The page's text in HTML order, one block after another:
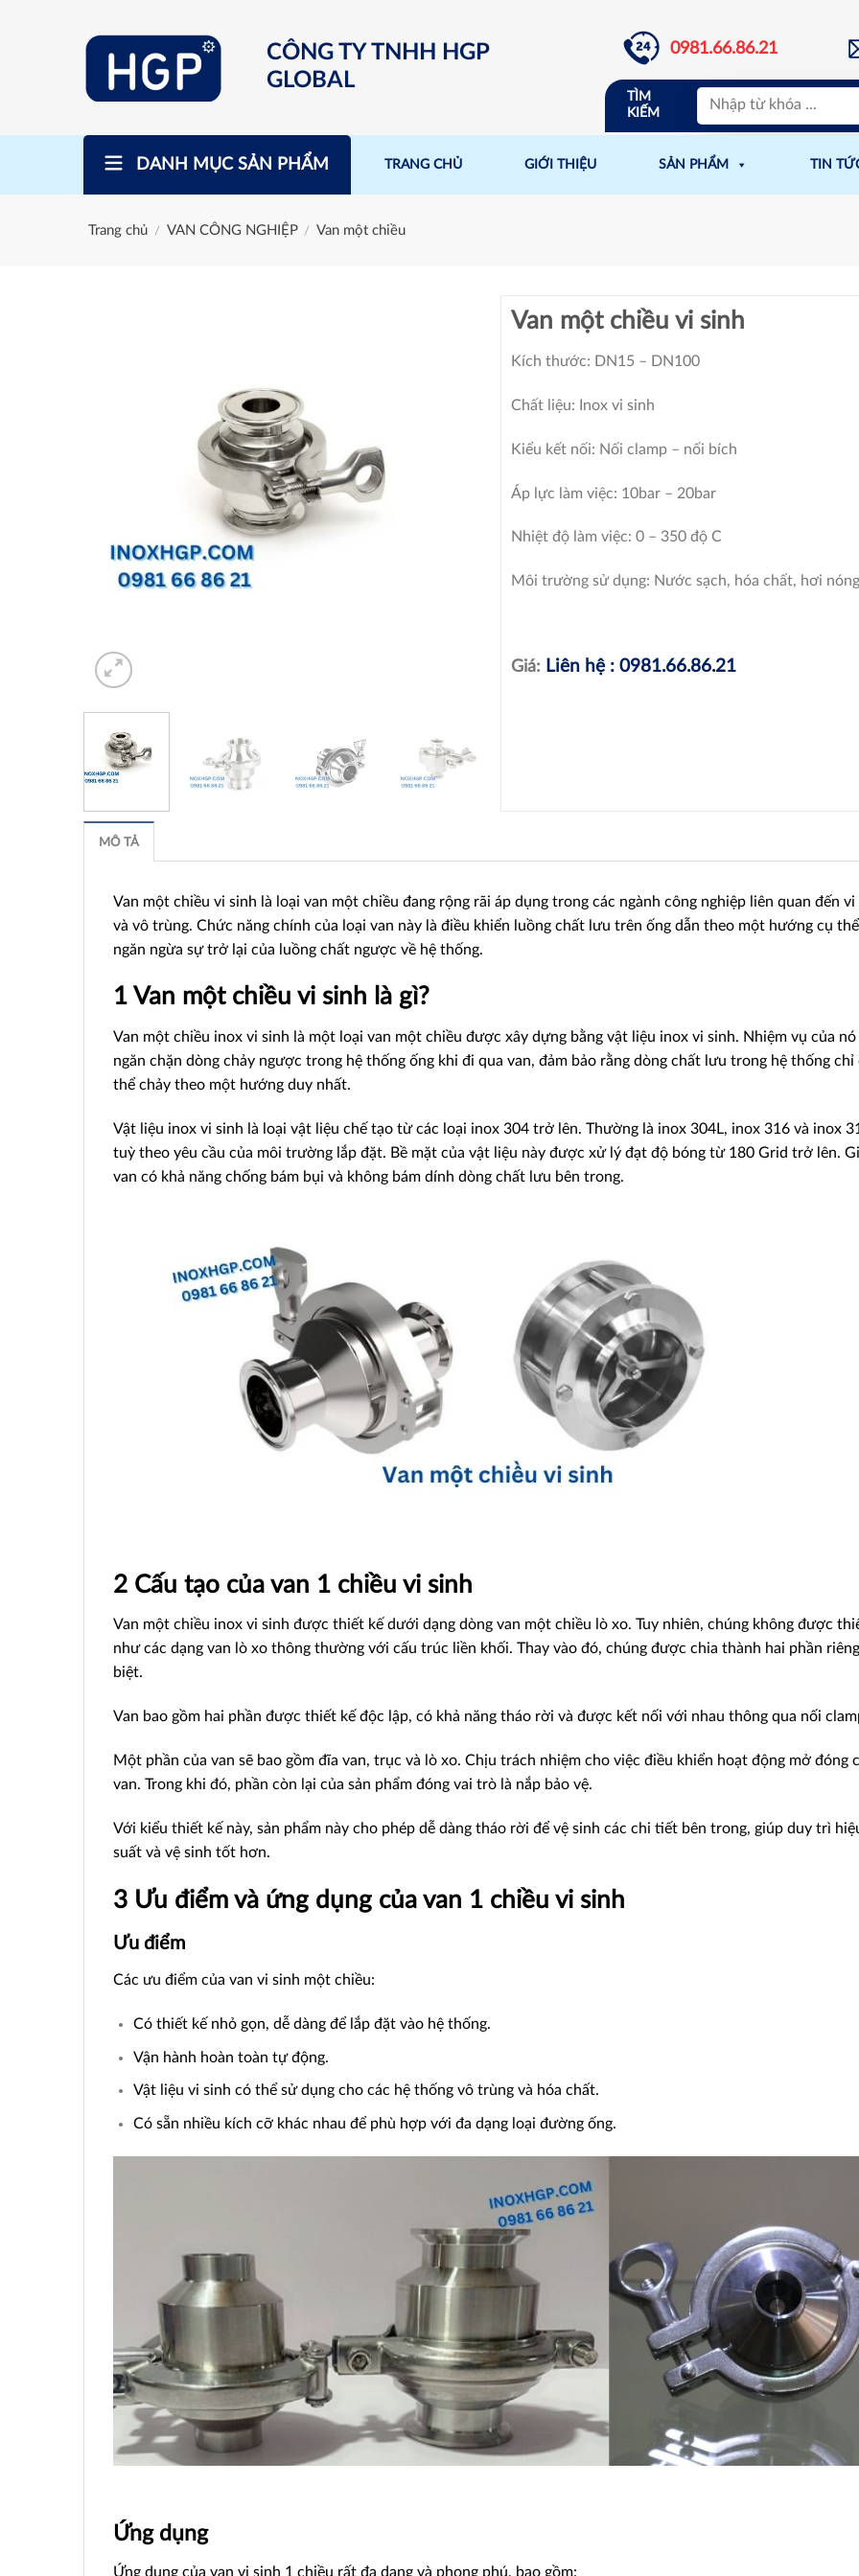
CÔNG TY TNHH HGP
GLOBAL
0981.66.86.21
TÌM
KIẾM
DANH MỤC SẢN PHẨM TRANG CHỦ GIỚI THIỆU SẢN PHẨM TIN
Trang chủ / VAN CÔNG NGHIỆP / Van một chiều
Van một chiều vi sinh
Kích thước: DN15 – DN100
Chất liệu: Inox vi sinh
Kiểu kết nối: Nối clamp – nối bích
Áp lực làm việc: 10bar – 20bar
Nhiệt độ làm việc: 0 – 350 độ C
Môi trường sử dụng: Nước sạch, hóa chất, hơi nóng
Giá: Liên hệ : 0981.66.86.21
MÔ TẢ
Van một chiều vi sinh là loại van một chiều đang rộng rãi áp dụng trong các ngành công nghiệp liên quan đến vi
và vô trùng. Chức năng chính của loại van này là điều khiển luồng chất lưu trên ống dẫn theo một hướng cụ
ngăn ngừa sự trở lại của luồng chất ngược về hệ thống.
1 Van một chiều vi sinh là gì?
Van một chiều inox vi sinh là một loại van một chiều được xây dựng bằng vật liệu inox vi sinh. Nhiệm vụ của nó
ngăn chặn dòng chảy ngược trong hệ thống ống khi đi qua van, đảm bảo rằng dòng chất lưu trong hệ thống chỉ
thể chảy theo một hướng duy nhất.
Vật liệu inox vi sinh là loại vật liệu chế tạo từ các loại inox 304 trở lên. Thường là inox 304L, inox 316 và inox
tuỳ theo yêu cầu của môi trường lắp đặt. Bề mặt của vật liệu này được xử lý đạt độ bóng từ 180 Grid trở lên.
van có khả năng chống bám bụi và không bám dính dòng chất lưu bên trong.
2 Cấu tạo của van 1 chiều vi sinh
Van một chiều inox vi sinh được thiết kế dưới dạng dòng van một chiều lò xo. Tuy nhiên, chúng không được
như các dạng van lò xo thông thường với cấu trúc liền khối. Thay vào đó, chúng được chia thành hai phần riêng
biệt.
Van bao gồm hai phần được thiết kế độc lập, có khả năng tháo rời và được kết nối với nhau thông qua nối
Một phần của van sẽ bao gồm đĩa van, trục và lò xo. Chịu trách nhiệm cho việc điều khiển hoạt động mở đóng
van. Trong khi đó, phần còn lại của sản phẩm đóng vai trò là nắp bảo vệ.
Với kiểu thiết kế này, sản phẩm này cho phép dễ dàng tháo rời để vệ sinh các chi tiết bên trong, giúp duy trì
suất và vệ sinh tốt hơn.
3 Ưu điểm và ứng dụng của van 1 chiều vi sinh
Ưu điểm
Các ưu điểm của van vi sinh một chiều:
Có thiết kế nhỏ gọn, dễ dàng để lắp đặt vào hệ thống.
Vận hành hoàn toàn tự động.
Vật liệu vi sinh có thể sử dụng cho các hệ thống vô trùng và hóa chất.
Có sẵn nhiều kích cỡ khác nhau để phù hợp với đa dạng loại đường ống.
Ứng dụng
Ứng dụng của van vi sinh 1 chiều rất đa dạng và phong phú, bao gồm: